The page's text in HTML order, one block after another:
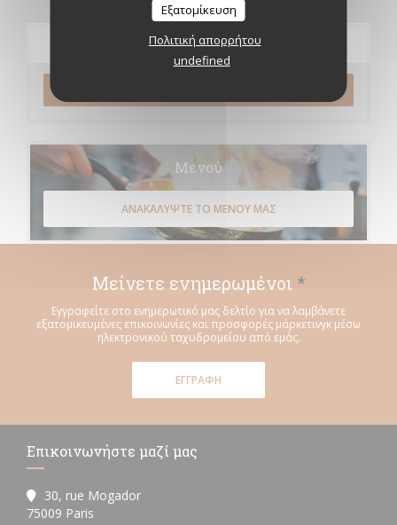
Εξατομίκευση
Πολιτική απορρήτου
undefined
Κράτηση
Μενού
ΑΝΑΚΑΛΎΨΤΕ ΤΟ ΜΕΝΟΎ ΜΑΣ
Μείνετε ενημερωμένοι *
Εγγραφείτε στο ενημερωτικό μας δελτίο για να λαμβάνετε
εξατομικευμένες επικοινωνίες και προσφορές μάρκετινγκ μέσω
ηλεκτρονικού ταχυδρομείου από εμάς.
ΕΓΓΡΑΦΉ
Επικοινωνήστε μαζί μας
30, rue Mogador
75009 Paris